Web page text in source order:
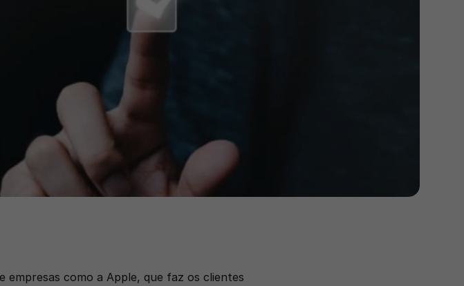
empresas como a Apple, que faz os clientes